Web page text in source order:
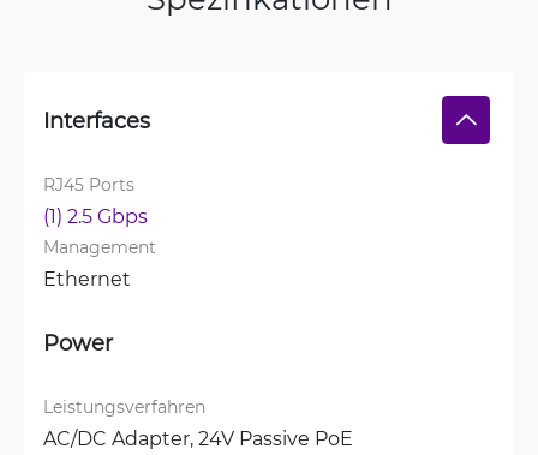
Interfaces
RJ45 Ports
(1) 2.5 Gbps
Management
Ethernet
Power
Leistungsverfahren
AC/DC Adapter, 24V Passive PoE